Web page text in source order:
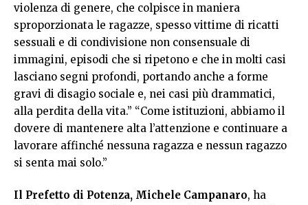
violenza di genere, che colpisce in maniera
sproporzionata le ragazze, spesso vittime di ricatti
sessuali e di condivisione non consensuale di
immagini, episodi che si ripetono e che in molti casi
lasciano segni profondi, portando anche a forme
gravi di disagio sociale e, nei casi più drammatici,
alla perdita della vita.” “Come istituzioni, abbiamo il
dovere di mantenere alta l’attenzione e continuare a
lavorare affinché nessuna ragazza e nessun ragazzo
si senta mai solo.”
Il Prefetto di Potenza, Michele Campanaro, ha